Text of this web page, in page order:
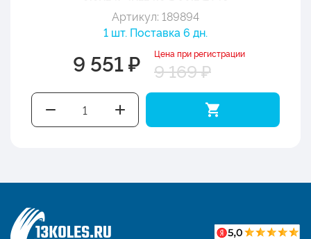
Артикул: 189894
1 шт. Поставка 6 дн.
9 551 ₽ Цена при регистрации
9 169 ₽